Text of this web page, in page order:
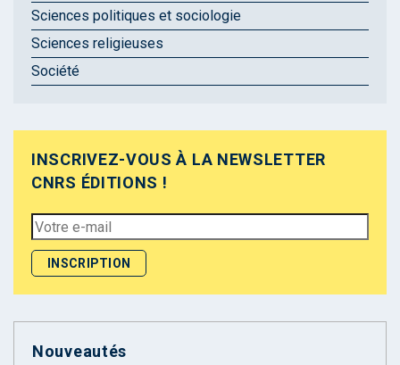
Sciences politiques et sociologie
Sciences religieuses
Société
INSCRIVEZ-VOUS À LA NEWSLETTER
CNRS ÉDITIONS !
Nouveautés